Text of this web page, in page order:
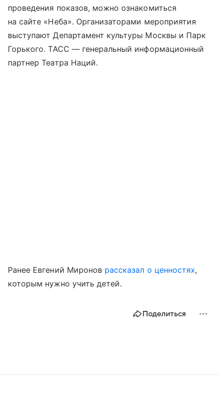
проведения показов, можно ознакомиться
на сайте «Неба». Организаторами мероприятия
выступают Департамент культуры Москвы и Парк
Горького. ТАСС — генеральный информационный
партнер Театра Наций.
Ранее Евгений Миронов рассказал о ценностях,
которым нужно учить детей.
Поделиться